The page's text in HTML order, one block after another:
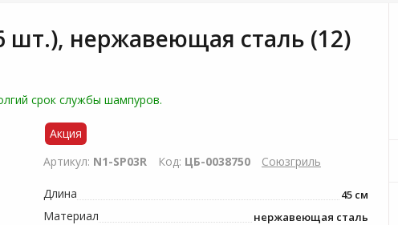
шт.), нержавеющая сталь (12)
срок службы шампуров.
Акция
Артикул: N1-SP03R Код: ЦБ-0038750 Союзгриль
Длина 45 см
Материал нержавеющая сталь